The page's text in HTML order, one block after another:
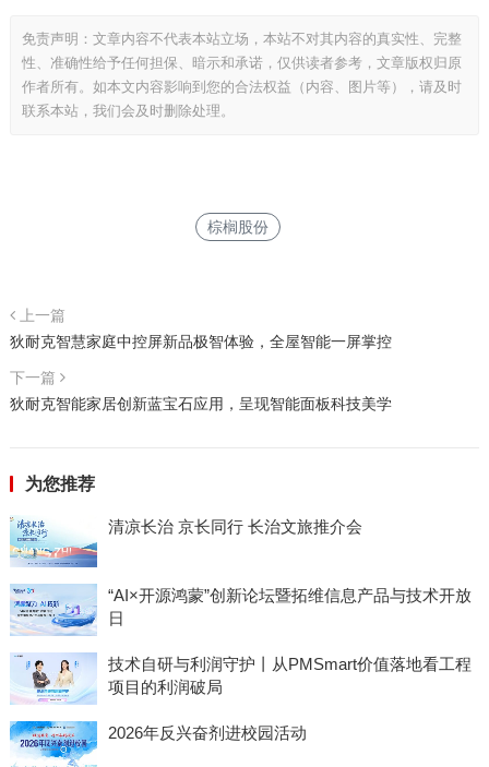
免责声明：文章内容不代表本站立场，本站不对其内容的真实性、完整
性、准确性给予任何担保、暗示和承诺，仅供读者参考，文章版权归原
作者所有。如本文内容影响到您的合法权益（内容、图片等），请及时
联系本站，我们会及时删除处理。
棕榈股份
上一篇
狄耐克智慧家庭中控屏新品极智体验，全屋智能一屏掌控
下一篇
狄耐克智能家居创新蓝宝石应用，呈现智能面板科技美学
为您推荐
清凉长治 京长同行 长治文旅推介会
“AI×开源鸿蒙”创新论坛暨拓维信息产品与技术开放
日
技术自研与利润守护丨从PMSmart价值落地看工程
项目的利润破局
2026年反兴奋剂进校园活动